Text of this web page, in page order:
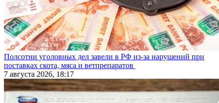
Полсотни уголовных дел завели в РФ из-за нарушений при
поставках скота, мяса и ветпрепаратов
7 августа 2026, 18:17